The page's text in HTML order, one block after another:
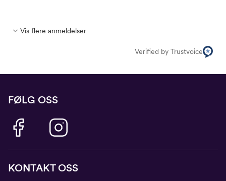
Vis flere anmeldelser
Verified by Trustvoice
FØLG OSS
KONTAKT OSS